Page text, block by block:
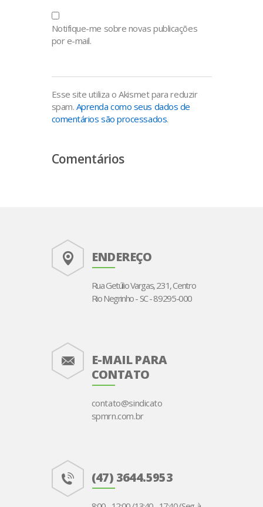
Notifique-me sobre novas publicações
por e-mail.
Esse site utiliza o Akismet para reduzir
spam. Aprenda como seus dados de
comentários são processados.
Comentários
ENDEREÇO
Rua Getúlio Vargas, 231, Centro
Rio Negrinho - SC - 89295-000
E-MAIL PARA
CONTATO
contato@sindicato
spmrn.com.br
(47) 3644.5953